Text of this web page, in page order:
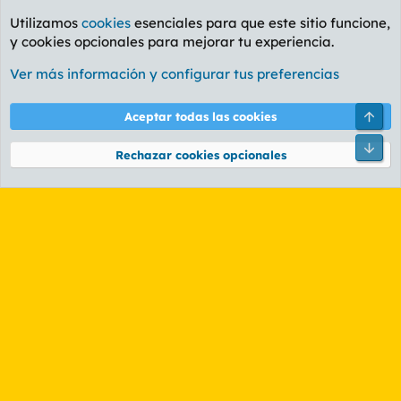
Foro General
Cookies
PL OLDSTYLE AMARILLO
Términos y reglas Política de privacidad Ayuda
Community platform by XenForo® © 2010-2026 XenForo Ltd.
Utilizamos cookies esenciales para que este sitio funcione,
y cookies opcionales para mejorar tu experiencia.
Ver más información y configurar tus preferencias
Aceptar todas las cookies
Rechazar cookies opcionales
Pie